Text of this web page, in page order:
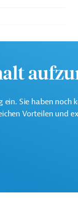
Projekte
Sie haben noch
Vorteilen und